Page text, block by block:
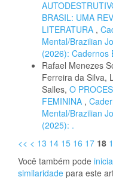
BRASIL: UMA
LITERATURA ,
Mental/Brazilian
(2026): Cadernos
Rafael Menezes
Ferreira da Silva,
Salles, O
FEMININA ,
Mental/Brazilian
(2025): .
<< < 13 14 15 16 17 18
Você também pode
similaridade para este